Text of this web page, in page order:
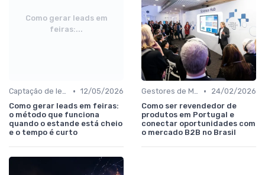
Como gerar leads em
feiras:...
Captação de leads e integração com CRM • 12/05/2026
Como gerar leads em feiras:
o método que funciona
quando o estande está cheio
e o tempo é curto
Gestores de Marketing, Vendas e Growth •
24/02/2026
Como ser revendedor de
produtos em Portugal e
conectar oportunidades com
o mercado B2B no Brasil